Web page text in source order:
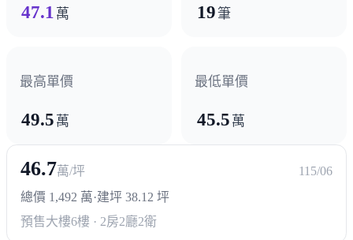
47.1 萬 19筆
最高單價
49.5 萬
最低單價
45.5 萬
46.7萬/坪
115/06
總價 1,492 萬·建坪 38.12 坪
預售大樓6樓 · 2房2廳2衛